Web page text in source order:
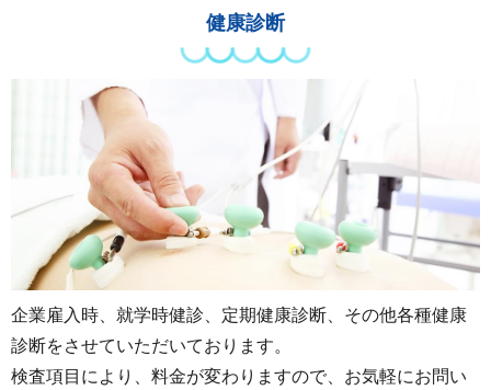
健康診断
企業雇入時、就学時健診、定期健康診断、その他各種健康
診断をさせていただいております。
検査項目により、料金が変わりますので、お気軽にお問い